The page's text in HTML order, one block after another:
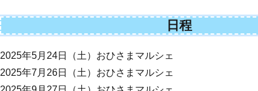
日程
2025年5月24日（土）おひさまマルシェ
2025年7月26日（土）おひさまマルシェ